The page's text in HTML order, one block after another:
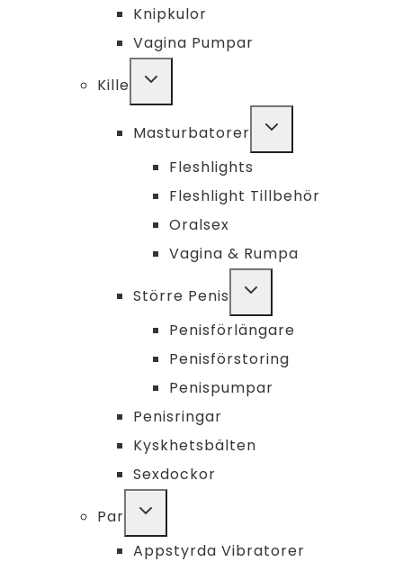
Knipkulor
Vagina Pumpar
Kille
TOGGLE
MENU
Masturbatorer
TOGGLE
MENU
Fleshlights
Fleshlight Tillbehör
Oralsex
Vagina & Rumpa
Större Penis
TOGGLE
MENU
Penisförlängare
Penisförstoring
Penispumpar
Penisringar
Kyskhetsbälten
Sexdockor
Par
TOGGLE
MENU
Appstyrda Vibratorer